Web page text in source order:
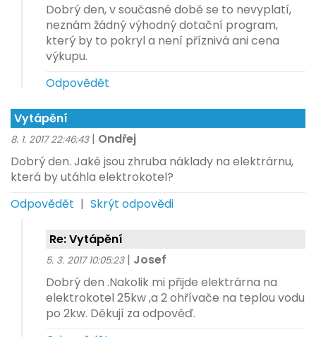
Dobrý den, v současné době se to nevyplatí,
neznám žádný výhodný dotační program,
který by to pokryl a není příznivá ani cena
výkupu.
Odpovědět
Vytápění
8. 1. 2017 22:46:43 | Ondřej
Dobrý den. Jaké jsou zhruba náklady na elektrárnu,
která by utáhla elektrokotel?
Odpovědět | Skrýt odpovědi
Re: Vytápění
5. 3. 2017 10:05:23 | Josef
Dobrý den .Nakolik mi přijde elektrárna na
elektrokotel 25kw ,a 2 ohřívače na teplou vodu
po 2kw. Děkují za odpověď.